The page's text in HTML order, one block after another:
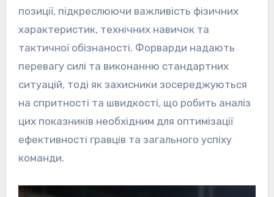
позиції, підкреслюючи важливість фізичних
характеристик, технічних навичок та
тактичної обізнаності. Форварди надають
перевагу силі та виконанню стандартних
ситуацій, тоді як захисники зосереджуються
на спритності та швидкості, що робить аналіз
цих показників необхідним для оптимізації
ефективності гравців та загального успіху
команди.